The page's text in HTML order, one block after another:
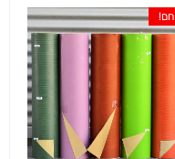
חם!